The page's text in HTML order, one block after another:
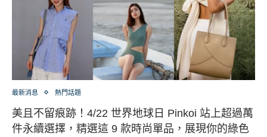
最新消息 熱門話題
美且不留痕跡！4/22 世界地球日 Pinkoi 站上超過萬
件永續選擇，精選這 9 款時尚單品，展現你的綠色